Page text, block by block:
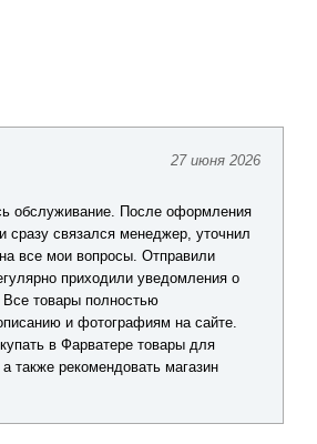
27 июня 2026
обслуживание. После оформления
сразу связался менеджер, уточнил
все мои вопросы. Отправили
приходили уведомления о
Все товары полностью
и фотографиям на сайте.
в Фарватере товары для
также рекомендовать магазин